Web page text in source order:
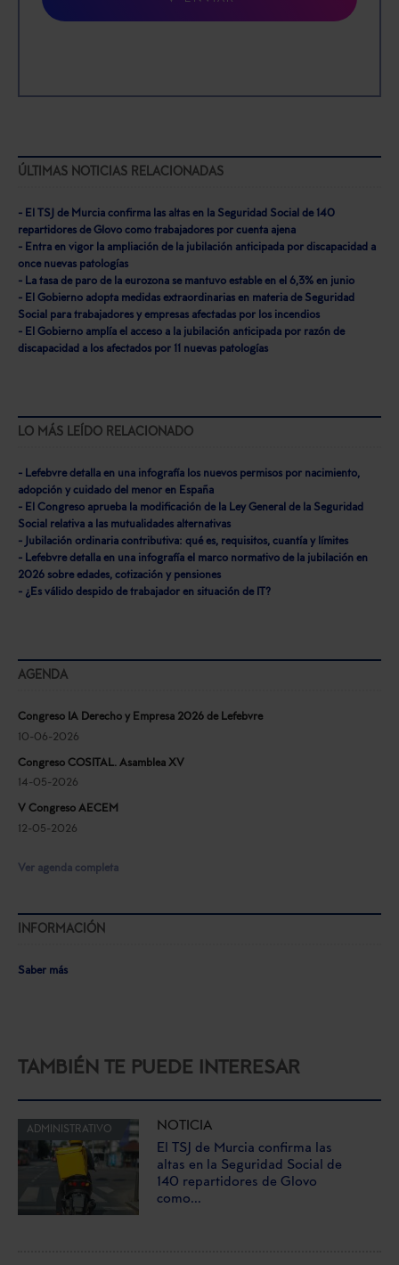
ÚLTIMAS NOTICIAS RELACIONADAS
- El TSJ de Murcia confirma las altas en la Seguridad Social de 140
repartidores de Glovo como trabajadores por cuenta ajena
- Entra en vigor la ampliación de la jubilación anticipada por discapacidad a
once nuevas patologías
- La tasa de paro de la eurozona se mantuvo estable en el 6,3% en junio
- El Gobierno adopta medidas extraordinarias en materia de Seguridad
Social para trabajadores y empresas afectadas por los incendios
- El Gobierno amplía el acceso a la jubilación anticipada por razón de
discapacidad a los afectados por 11 nuevas patologías
LO MÁS LEÍDO RELACIONADO
- Lefebvre detalla en una infografía los nuevos permisos por nacimiento,
adopción y cuidado del menor en España
- El Congreso aprueba la modificación de la Ley General de la Seguridad
Social relativa a las mutualidades alternativas
- Jubilación ordinaria contributiva: qué es, requisitos, cuantía y límites
- Lefebvre detalla en una infografía el marco normativo de la jubilación en
2026 sobre edades, cotización y pensiones
- ¿Es válido despido de trabajador en situación de IT?
AGENDA
Congreso IA Derecho y Empresa 2026 de Lefebvre
10-06-2026
Congreso COSITAL. Asamblea XV
14-05-2026
V Congreso AECEM
12-05-2026
Ver agenda completa
INFORMACIÓN
Saber más
TAMBIÉN TE PUEDE INTERESAR
ADMINISTRATIVO
NOTICIA
El TSJ de Murcia confirma las
altas en la Seguridad Social de
140 repartidores de Glovo
como...